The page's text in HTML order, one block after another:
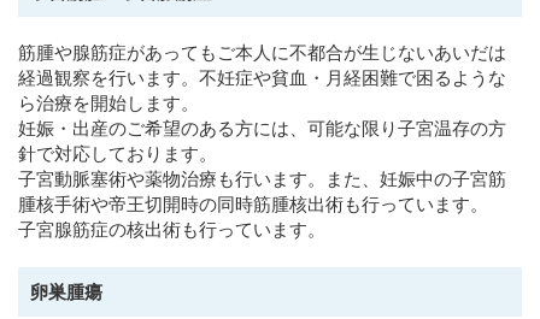
筋腫や腺筋症があってもご本人に不都合が生じないあいだは
経過観察を行います。不妊症や貧血・月経困難で困るような
ら治療を開始します。
妊娠・出産のご希望のある方には、可能な限り子宮温存の方
針で対応しております。
子宮動脈塞術や薬物治療も行います。また、妊娠中の子宮筋
腫核手術や帝王切開時の同時筋腫核出術も行っています。
子宮腺筋症の核出術も行っています。
卵巣腫瘍